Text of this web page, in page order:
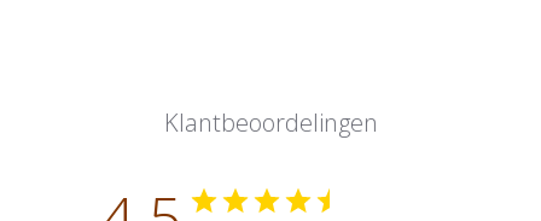
Klantbeoordelingen